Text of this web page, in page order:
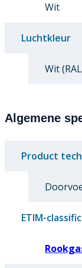
Wit
Luchtkleur
Wit
Algemene
Product
ETIM-